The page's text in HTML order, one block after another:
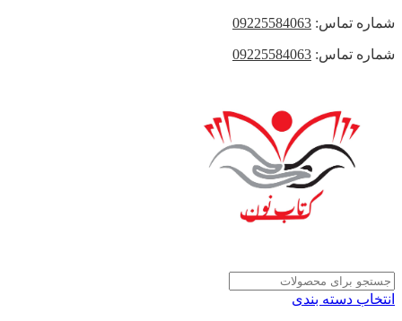
شماره تماس: 09225584063
شماره تماس: 09225584063
انتخاب دسته بندی